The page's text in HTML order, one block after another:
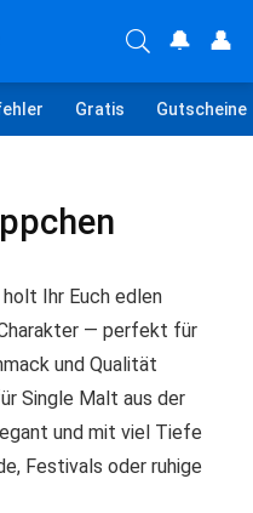
🔔 👤
Gratis Gutscheine
holt Ihr Euch edlen
— perfekt für
und Qualität
Single Malt aus der
und mit viel Tiefe
Festivals oder ruhige